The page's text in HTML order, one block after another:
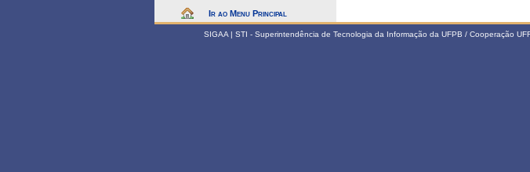
Ir ao Menu Principal
SIGAA | STI - Superintendência de Tecnologia da Informação da UFPB / Cooperação